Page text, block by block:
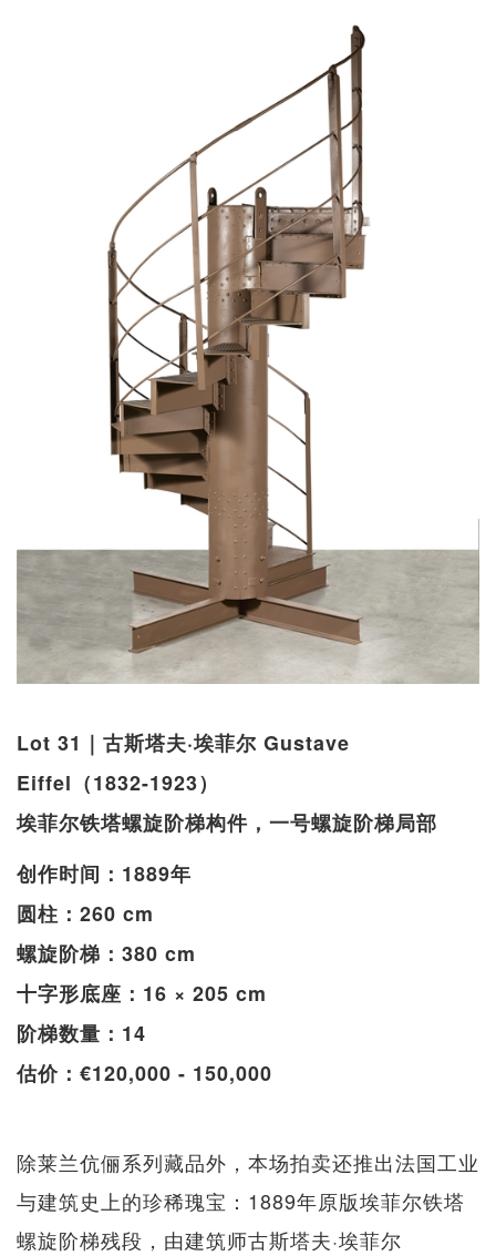
Lot 31｜古斯塔夫·埃菲尔 Gustave
Eiffel（1832-1923）
埃菲尔铁塔螺旋阶梯构件，一号螺旋阶梯局部
创作时间：1889年
圆柱：260 cm
螺旋阶梯：380 cm
十字形底座：16 × 205 cm
阶梯数量：14
估价：€120,000 - 150,000
除莱兰伉俪系列藏品外，本场拍卖还推出法国工业
与建筑史上的珍稀瑰宝：1889年原版埃菲尔铁塔
螺旋阶梯残段，由建筑师古斯塔夫·埃菲尔